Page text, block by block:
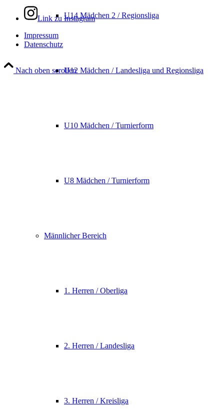
U14 Mädchen 2 / Regionsliga
U12 Mädchen / Landesliga und Regionsliga
U10 Mädchen / Turnierform
U8 Mädchen / Turnierform
Männlicher Bereich
1. Herren / Oberliga
2. Herren / Landesliga
3. Herren / Kreisliga
Link zu Instagram
Impressum
Datenschutz
Nach oben scrollen